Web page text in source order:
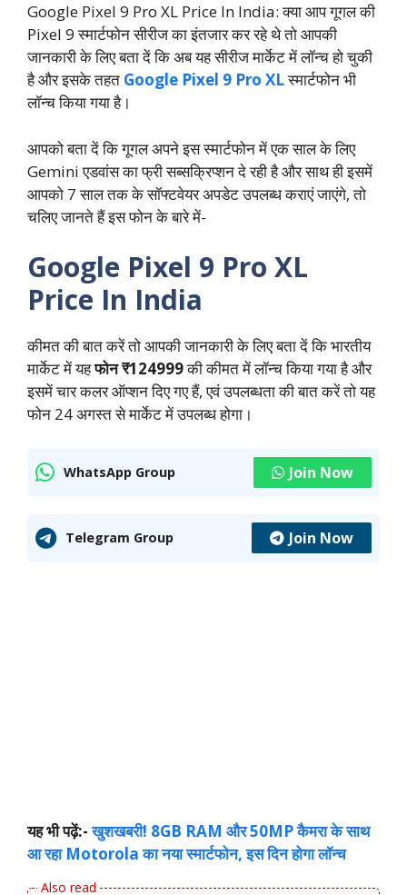
Google Pixel 9 Pro XL Price In India: क्या आप गूगल की
Pixel 9 स्मार्टफोन सीरीज का इंतजार कर रहे थे तो आपकी
जानकारी के लिए बता दें कि अब यह सीरीज मार्केट में लॉन्च हो चुकी
है और इसके तहत Google Pixel 9 Pro XLस्मार्टफोन भी
लॉन्च किया गया है।
आपको बता दें कि गूगल अपने इस स्मार्टफोन में एक साल के लिए
Gemini एडवांस का फ्री सब्सक्रिप्शन दे रही है और साथ ही इसमें
आपको 7 साल तक के सॉफ्टवेयर अपडेट उपलब्ध कराएं जाएंगे, तो
चलिए जानते हैं इस फोन के बारे में-
Google Pixel 9 Pro XL
Price In India
कीमत की बात करें तो आपकी जानकारी के लिए बता दें कि भारतीय
मार्केट में यहफोन ₹124999की कीमत में लॉन्च किया गया है और
इसमें चार कलर ऑप्शन दिए गए हैं, एवं उपलब्धता की बात करें तो यह
फोन 24 अगस्त से मार्केट में उपलब्ध होगा।
WhatsApp Group Join Now
Telegram Group Join Now
यह भी पढ़ें:-खुशखबरी! 8GB RAM और 50MP कैमरा के साथ
आ रहा Motorola का नया स्‍मार्टफोन, इस दिन होगा लॉन्‍च